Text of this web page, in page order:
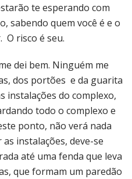
te esperando com
sabendo quem você é e o
O risco é seu.
dei bem. Ninguém me
dos portões e da guarita
instalações do complexo,
todo o complexo e
ponto, não verá nada
instalações, deve-se
até uma fenda que leva
que formam um paredão